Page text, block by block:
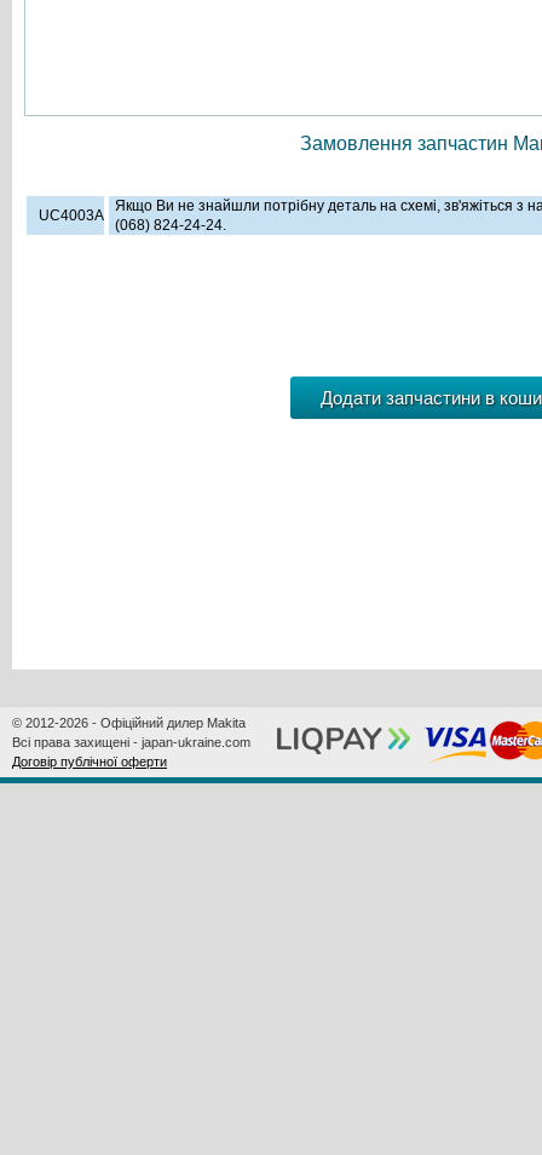
Замовлення запчастин
UC4003A
Якщо Ви не знайшли потрібну деталь на схемі, зв'яжіться з
(068) 824-24-24.
© 2012-2026 - Офіційний дилер Makita
Всі права захищені - japan-ukraine.com
Договір публічної оферти